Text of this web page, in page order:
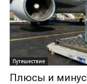
Путешествие
Плюсы и